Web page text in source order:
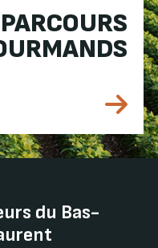
PARCOURS
du Bas-